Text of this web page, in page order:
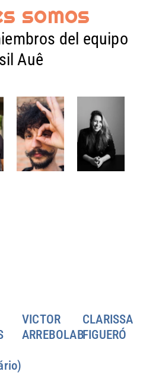
somos
del equipo
Auê
VICTOR
ARREBOLAB
CLARISSA
FIGUERÓ